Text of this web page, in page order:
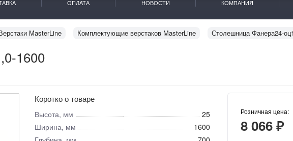
ОПЛАТА НОВОСТИ КОМПАНИЯ
MasterLine Комплектующие верстаков MasterLine Столешница Фанера24-
1600
Коротко о товаре
Высота, мм
25
Ширина, мм
1600
Розничная цена:
8 066 ₽